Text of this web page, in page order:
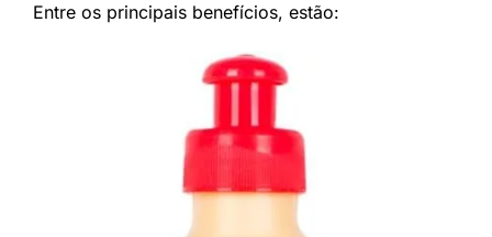
Entre os principais benefícios, estão: